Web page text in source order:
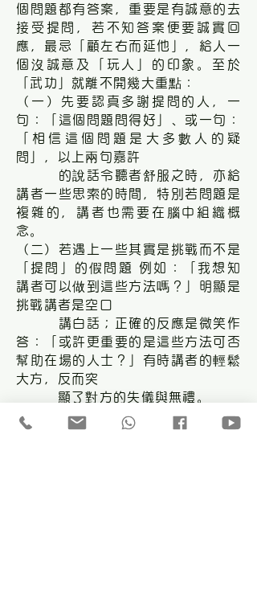
個問題都有答案，重要是有誠意的去
接受提問，若不知答案便要誠實回
應，最忌「顧左右而延他」，給人一
個沒誠意及「玩人」的印象。至於
「武功」就離不開幾大重點：
（一）先要認真多謝提問的人，一
句：「這個問題問得好」、或一句：
「相信這個問題是大多數人的疑
問」，以上兩句嘉許
的說話令聽者舒服之時，亦給
講者一些思索的時間，特別若問題是
複雜的，講者也需要在腦中組織概
念。
（二）若遇上一些其實是挑戰而不是
「提問」的假問題 例如：「我想知
講者可以做到這些方法嗎？」明顯是
挑戰講者是空口
講白話；正確的反應是微笑作
答：「或許更重要的是這些方法可否
幫助在場的人士？」有時講者的輕鬆
大方，反而突
顯了對方的失儀與無禮。
（三）若依然沒有反應時，講者可以
自問自答：「過去在類似講座，許多